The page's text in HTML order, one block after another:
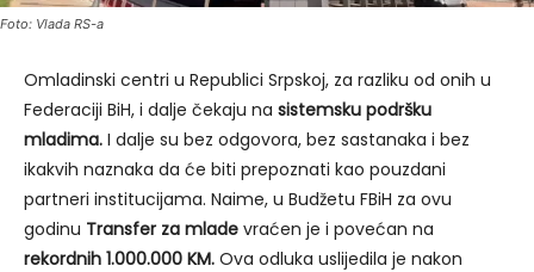
Foto: Vlada RS-a
Omladinski centri u Republici Srpskoj, za razliku od onih u
Federaciji BiH, i dalje čekaju na sistemsku podršku
mladima. I dalje su bez odgovora, bez sastanaka i bez
ikakvih naznaka da će biti prepoznati kao pouzdani
partneri institucijama. Naime, u Budžetu FBiH za ovu
godinu Transfer za mlade vraćen je i povećan na
rekordnih 1.000.000 KM. Ova odluka uslijedila je nakon